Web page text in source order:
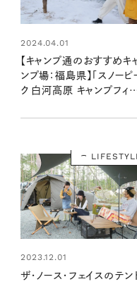
2024.04.01
【キャンプ通のおすすめキ
ンプ場：福島県】「スノーピ
ク 白河高原 キャンプフィ
2023.12.01
ザ・ノース・フェイスのテン